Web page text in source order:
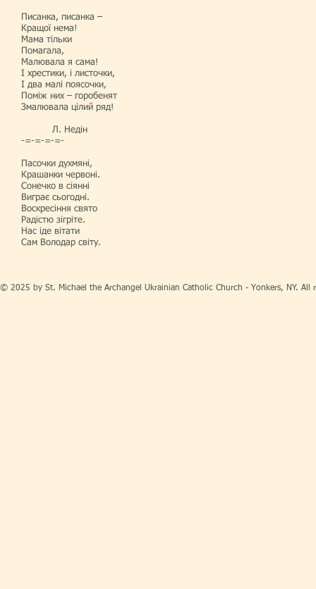
Писанка, писанка –
Кращої нема!
Мама тільки
Помагала,
Малювала я сама!
І хрестики, і листочки,
І два малі поясочки,
Поміж них – горобенят
Змалювала цілий ряд!
Л. Недін
-=-=-=-=-
Пасочки духмяні,
Крашанки червоні.
Сонечко в сіянні
Виграє сьогодні.
Воскресіння свято
Радістю зігріте.
Нас іде вітати
Сам Володар світу.
© 2025 by St. Michael the Archangel Ukrainian Catholic Church - Yonkers, NY. All